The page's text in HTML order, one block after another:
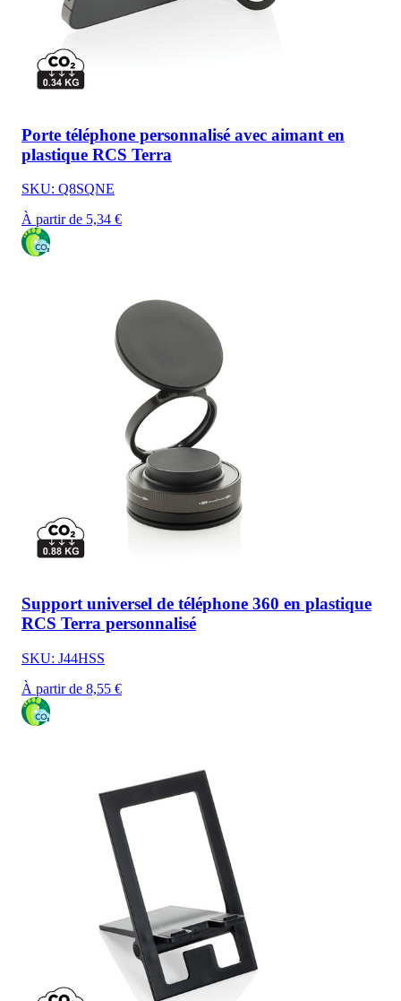
Porte téléphone personnalisé avec aimant en
plastique RCS Terra
SKU: Q8SQNE
À partir de 5,34 €
Support universel de téléphone 360 en plastique
RCS Terra personnalisé
SKU: J44HSS
À partir de 8,55 €